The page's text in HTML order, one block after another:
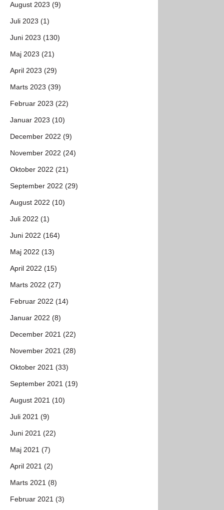
August 2023 (9)
Juli 2023 (1)
Juni 2023 (130)
Maj 2023 (21)
April 2023 (29)
Marts 2023 (39)
Februar 2023 (22)
Januar 2023 (10)
December 2022 (9)
November 2022 (24)
Oktober 2022 (21)
September 2022 (29)
August 2022 (10)
Juli 2022 (1)
Juni 2022 (164)
Maj 2022 (13)
April 2022 (15)
Marts 2022 (27)
Februar 2022 (14)
Januar 2022 (8)
December 2021 (22)
November 2021 (28)
Oktober 2021 (33)
September 2021 (19)
August 2021 (10)
Juli 2021 (9)
Juni 2021 (22)
Maj 2021 (7)
April 2021 (2)
Marts 2021 (8)
Februar 2021 (3)